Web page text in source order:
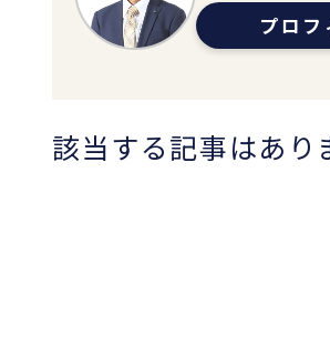
プロ
該当する記事はあり